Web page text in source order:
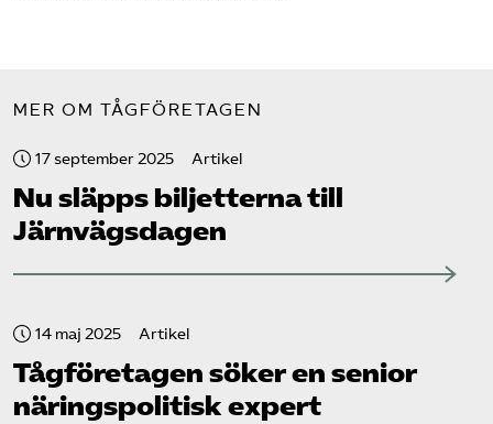
MER OM TÅGFÖRETAGEN
17 september 2025 Artikel
Nu släpps biljetterna till
Järnvägs­dagen
14 maj 2025 Artikel
Tåg­företagen söker en senior
näringspolitisk expert